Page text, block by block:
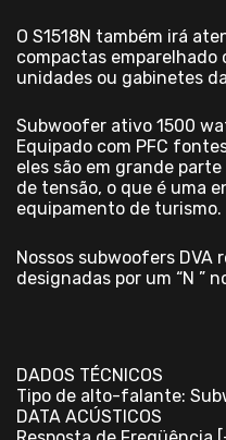
O S1518N também irá
compactas emparelhado
unidades ou gabinetes
Subwoofer ativo 1500
Equipado com PFC
eles são em grande
de tensão, o que é uma
equipamento de turismo.
Nossos subwoofers DVA
designadas por um “N ”
DADOS TÉCNICOS
Tipo de alto-falante:
DATA ACÚSTICOS